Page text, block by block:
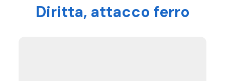
Diritta, attacco ferro